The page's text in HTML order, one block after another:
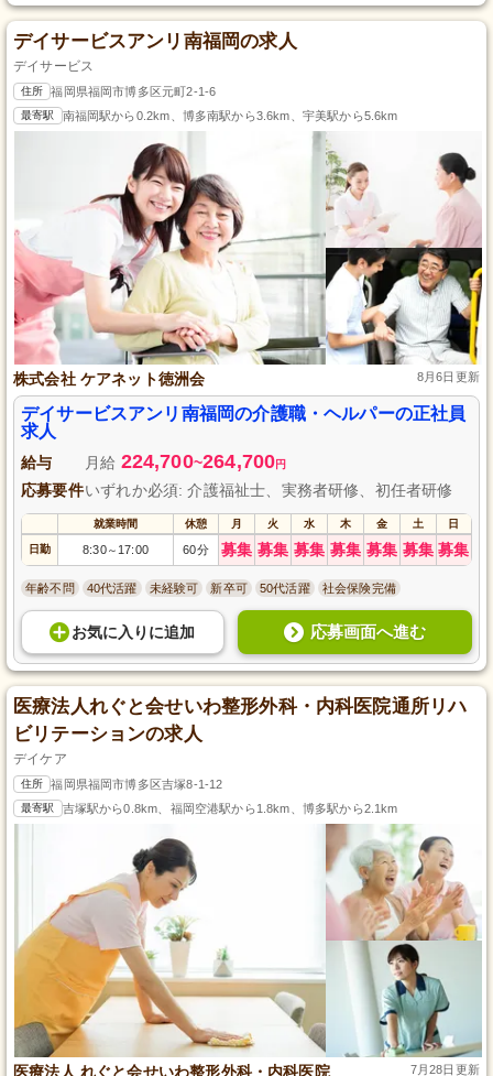
デイサービスアンリ南福岡の求人
デイサービス
住所 福岡県福岡市博多区元町2-1-6
最寄駅 南福岡駅から0.2km、博多南駅から3.6km、宇美駅から5.6km
株式会社 ケアネット徳洲会 8月6日更新
デイサービスアンリ南福岡の介護職・ヘルパーの正社員
求人
給与 月給 224,700~264,700円
応募要件いずれか必須: 介護福祉士、実務者研修、初任者研修
就業時間 休憩 月 火 水 木 金 土 日
日勤 8:30～ 17:00 60分 募集 募集 募集 募集 募集 募集 募集
年齢不問 40代活躍 未経験可 新卒可 50代活躍 社会保険完備
お気に入り に追加 応募画面へ進む
医療法人れぐと会せいわ整形外科・内科医院通所リハ
ビリテーションの求人
デイケア
住所 福岡県福岡市博多区吉塚8-1-12
最寄駅 吉塚駅から0.8km、福岡空港駅から1.8km、博多駅から2.1km
医療法人 れぐと会せいわ整形外科・内科医院 7月28日更新